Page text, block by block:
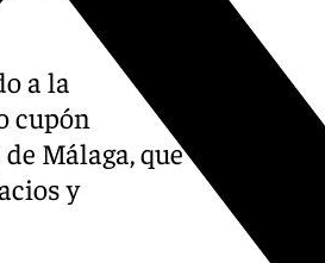
a la
cupón
Málaga, que
y